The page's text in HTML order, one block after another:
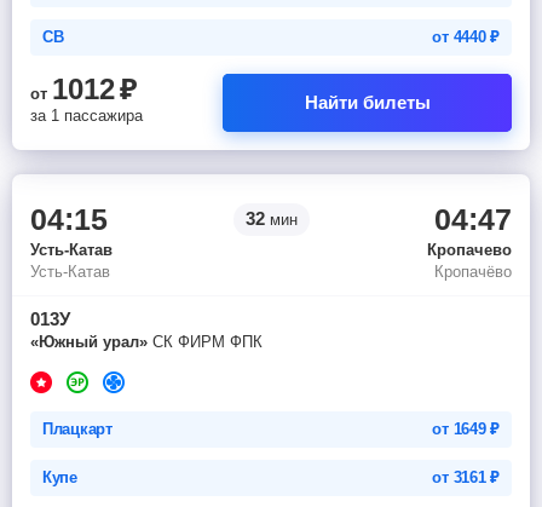
СВ от 4440₽
от 1012₽
за 1 пассажира
Найти билеты
04:15 32мин 04:47
Усть-Катав
Кропачево
Усть-Катав
Кропачёво
013У
«Южный урал» СК ФИРМ ФПК
Плацкарт от 1649₽
Купе от 3161₽